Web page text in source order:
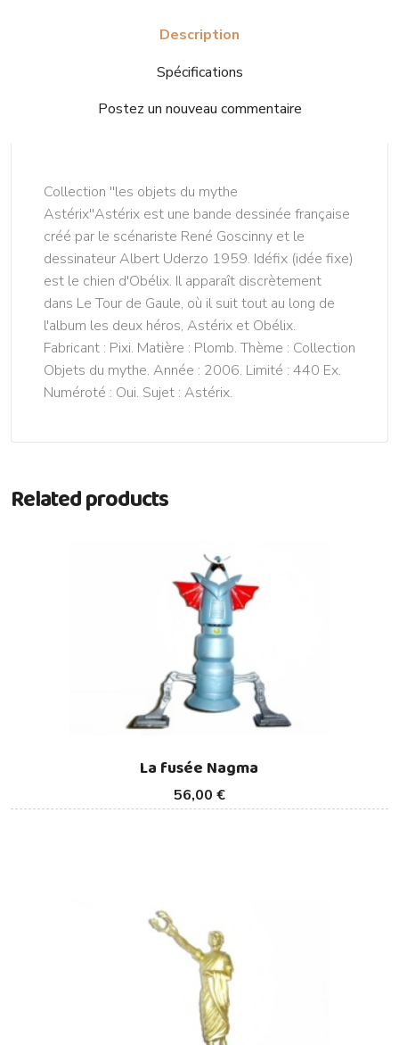
Description
Spécifications
Postez un nouveau commentaire
Collection ''les objets du mythe
Astérix''Astérix est une bande dessinée française
créé par le scénariste René Goscinny et le
dessinateur Albert Uderzo 1959. Idéfix (idée fixe)
est le chien d'Obélix. Il apparaît discrètement
dans Le Tour de Gaule, où il suit tout au long de
l'album les deux héros, Astérix et Obélix.
Fabricant : Pixi. Matière : Plomb. Thème : Collection
Objets du mythe. Année : 2006. Limité : 440 Ex.
Numéroté : Oui. Sujet : Astérix.
Related products
56,00 €
La fusée Nagma